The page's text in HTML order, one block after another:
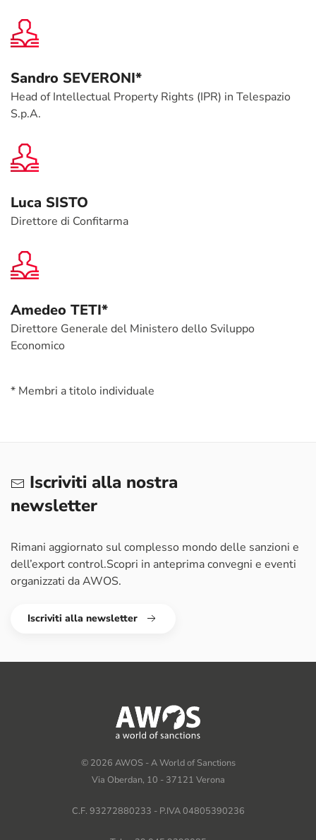
Sandro SEVERONI*
Head of Intellectual Property Rights (IPR) in Telespazio
S.p.A.
Luca SISTO
Direttore di Confitarma
Amedeo TETI*
Direttore Generale del Ministero dello Sviluppo
Economico
* Membri a titolo individuale
Iscriviti alla nostra
newsletter
Rimani aggiornato sul complesso mondo delle sanzioni e
dell’export control.Scopri in anteprima convegni e eventi
organizzati da AWOS.
Iscriviti alla newsletter
© 2026 AWOS - A World of Sanctions
Via Oberdan, 10 - 37121 Verona
C.F. 93272880233 - P.IVA 04805390236